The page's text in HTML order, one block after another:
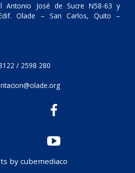
Antonio José de Sucre N58-63 y
Olade – San Carlos, Quito –
/ 2598 280
by cubemediaco